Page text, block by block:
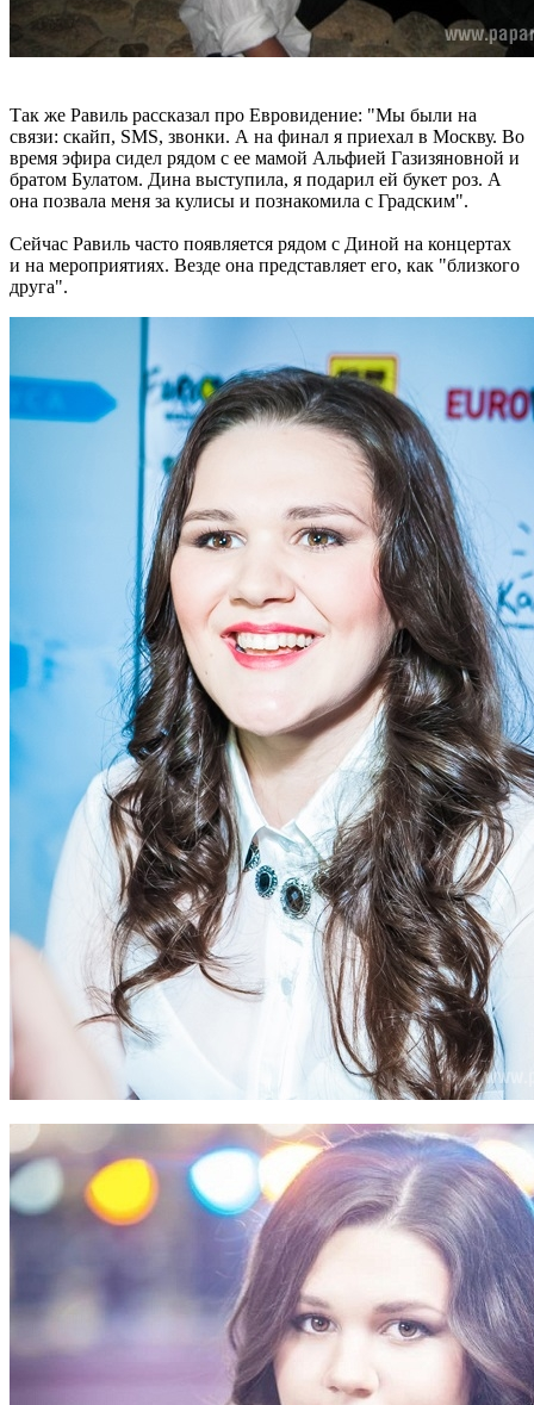
Так же Равиль рассказал про Евровидение: "Мы были на
связи: скайп, SMS, звонки. А на финал я приехал в Москву. Во
время эфира сидел рядом с ее мамой Альфией Газизяновной и
братом Булатом. Дина выступила, я подарил ей букет роз. А
она позвала меня за кулисы и познакомила с Градским".
Сейчас Равиль часто появляется рядом с Диной на концертах
и на мероприятиях. Везде она представляет его, как "близкого
друга".